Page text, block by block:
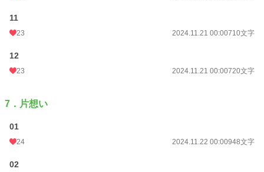
11
23 2024.11.21 00:00710文字
12
23 2024.11.21 00:00720文字
7．片想い
01
24 2024.11.22 00:00948文字
02